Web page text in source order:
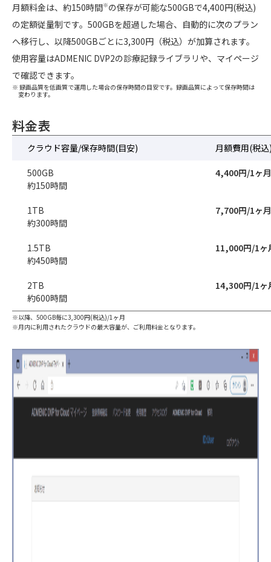
月額料金は、約150時間※の保存が可能な500GBで4,400円(税込)
の定額従量制です。500GBを超過した場合、自動的に次のプラン
へ移行し、以降500GBごとに3,300円（税込）が加算されます。
使用容量はADMENIC DVP2の診療記録ライブラリや、マイページ
で確認できます。
※ 録画品質を低画質で運用した場合の保存時間の目安です。録画品質によって保存時間は
変わります。
料金表
クラウド容量/保存時間(目安) 月額費用(税
500GB
約150時間
4,400円/1ヶ月
1TB
約300時間
7,700円/1ヶ月
1.5TB
約450時間
11,000円/1ヶ
2TB
約600時間
14,300円/1ヶ
※以降、500GB毎に3,300円(税込)/1ヶ月
※月内に利用されたクラウドの最大容量が、ご利用料金となります。